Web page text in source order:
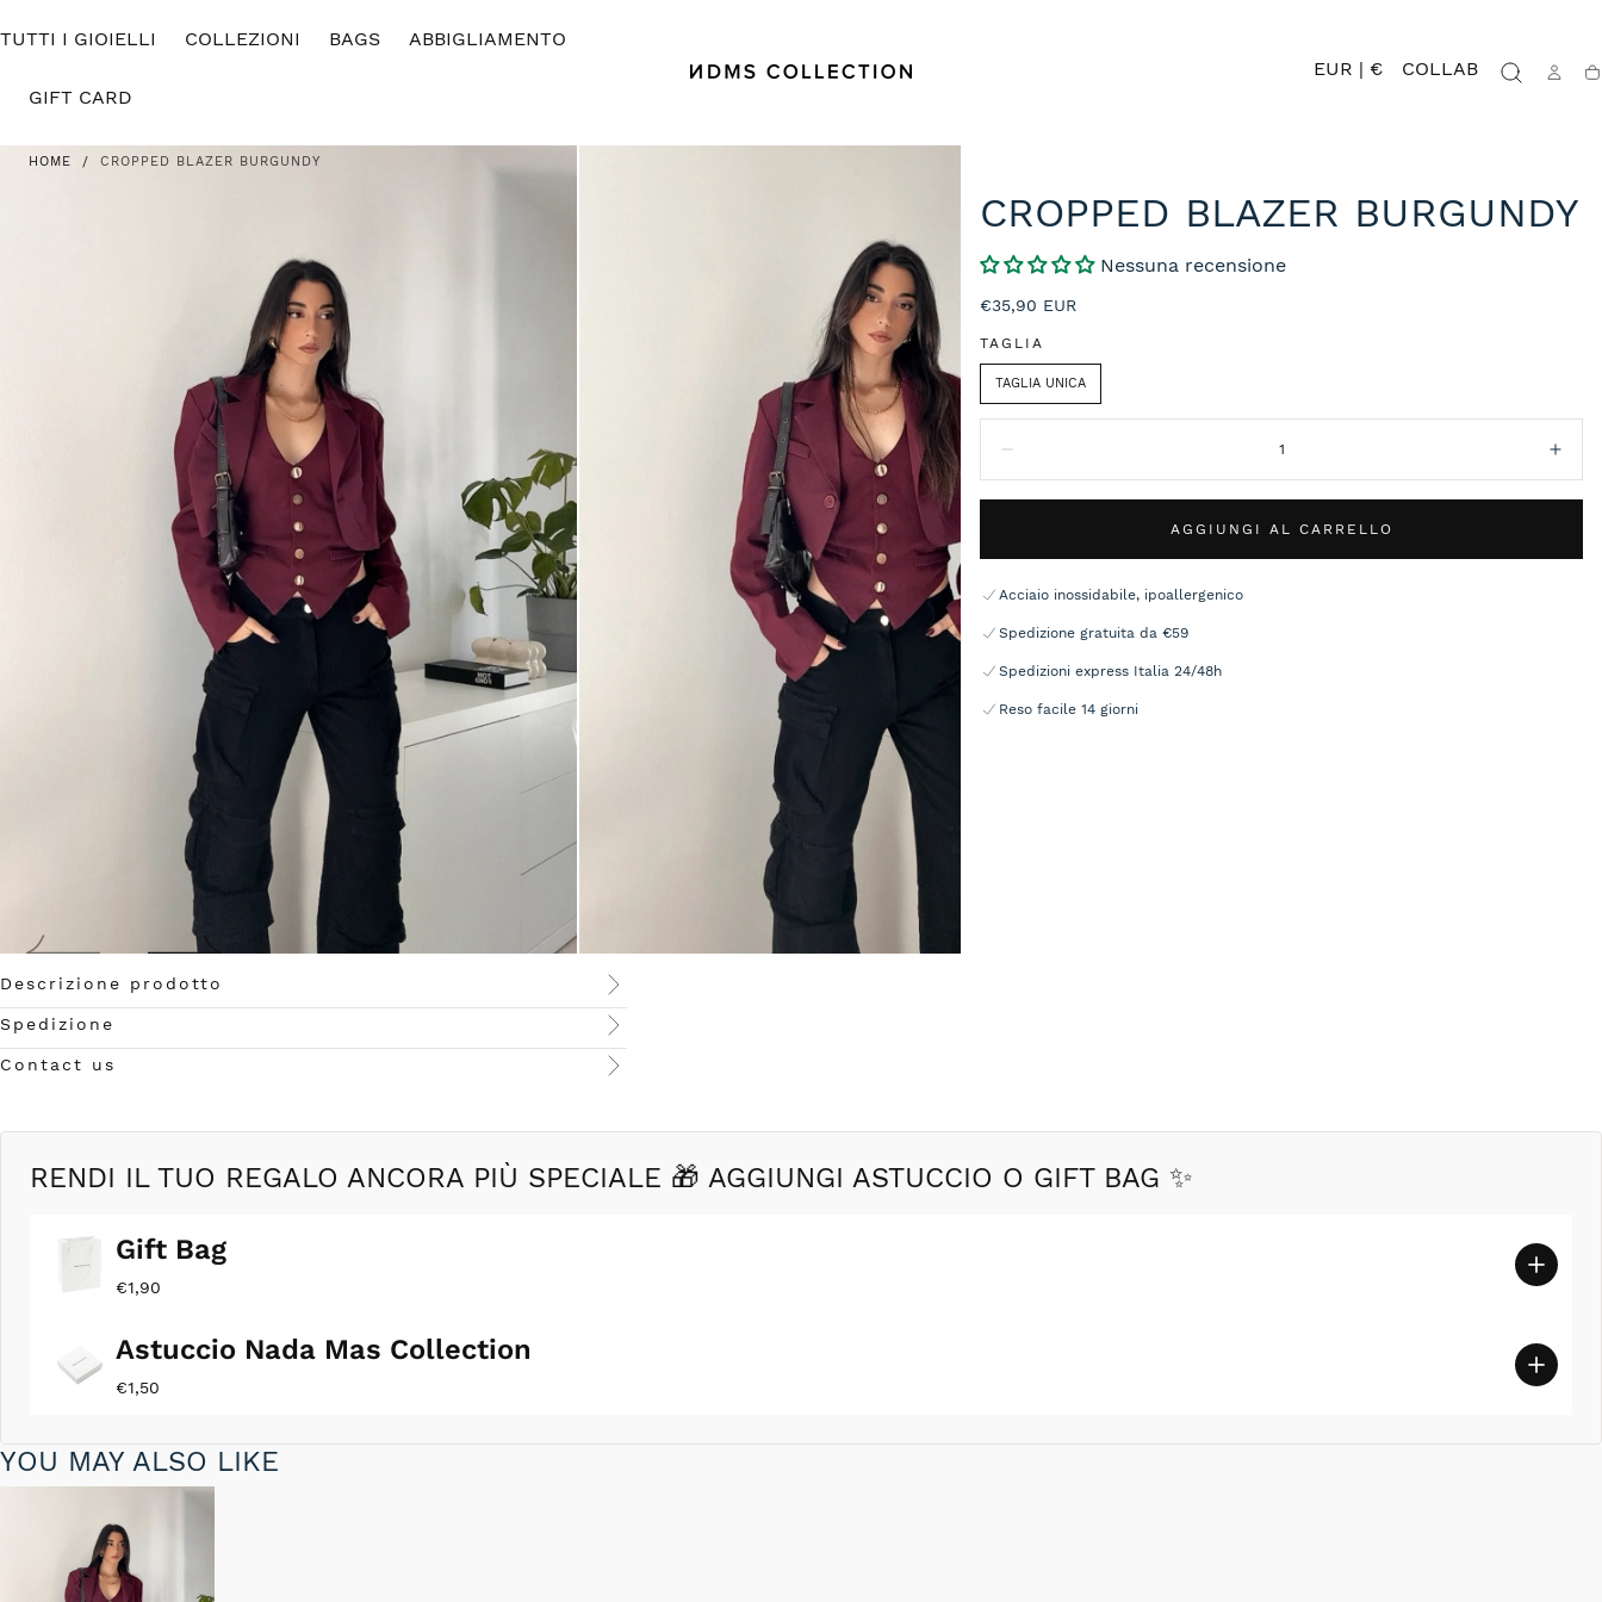
CONTENUTO
TUTTI I GIOIELLI COLLEZIONI BAGS ABBIGLIAMENTO
GIFT CARD
EUR | €
COLLAB
Apri
media
0
HOME / CROPPED BLAZER BURGUNDY
CROPPED BLAZER BURGUNDY
Nessuna recensione
Prezzo
€35,90 EUR
TAGLIA
TAGLIA UNICA
AGGIUNGI AL CARRELLO
Acciaio inossidabile, ipoallergenico
Spedizione gratuita da €59
Spedizioni express Italia 24/48h
Reso facile 14 giorni
Descrizione prodotto
Spedizione
Contact us
RENDI IL TUO REGALO ANCORA PIÙ SPECIALE 🎁 AGGIUNGI ASTUCCIO O GIFT BAG ✨
Gift Bag
€1,90
Astuccio Nada Mas Collection
€1,50
YOU MAY ALSO LIKE